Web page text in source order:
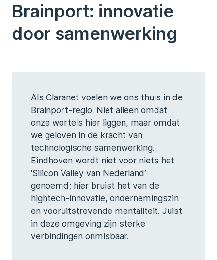
Brainport: innovatie
door samenwerking
Als Claranet voelen we ons thuis in de
Brainport-regio. Niet alleen omdat
onze wortels hier liggen, maar omdat
we geloven in de kracht van
technologische samenwerking.
Eindhoven wordt niet voor niets het
‘Silicon Valley van Nederland’
genoemd; hier bruist het van de
hightech-innovatie, ondernemingszin
en vooruitstrevende mentaliteit. Juist
in deze omgeving zijn sterke
verbindingen onmisbaar.